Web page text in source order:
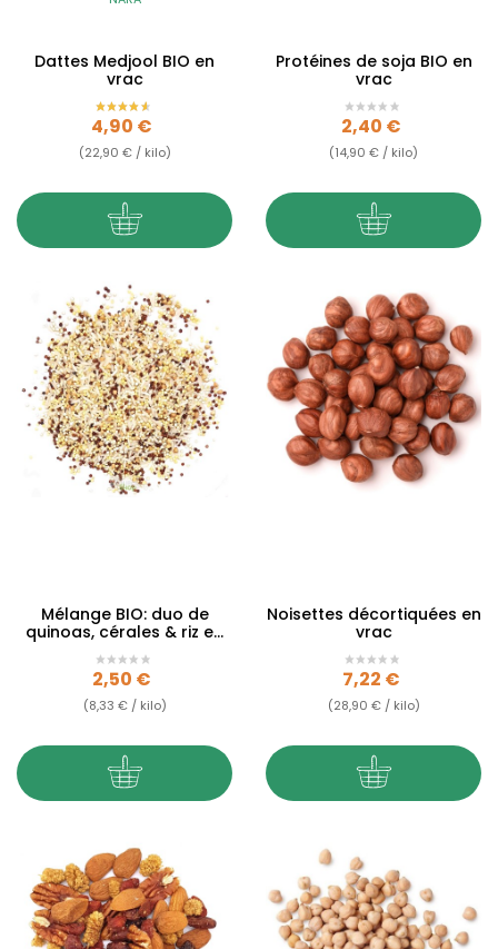
Dattes Medjool BIO en
vrac
Prix
4,90 €
(22,90 € / kilo)
Protéines de soja BIO en
vrac
Prix
2,40 €
(14,90 € / kilo)
Mélange BIO: duo de
quinoas, cérales & riz en
vrac
Prix
2,50 €
(8,33 € / kilo)
Noisettes décortiquées en
vrac
Prix
7,22 €
(28,90 € / kilo)